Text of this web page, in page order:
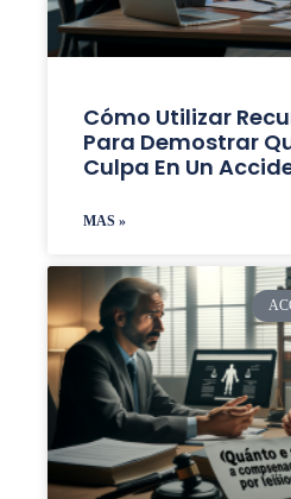
Cómo Utilizar
Para Demostrar
Culpa En Un
MAS »